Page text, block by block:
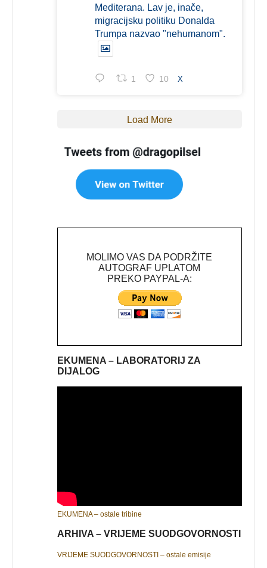
Mediterana. Lav je, inače,
migracijsku politiku Donalda
Trumpa nazvao "nehumanom".
1 10 X
Load More
MOLIMO VAS DA PODRŽITE
AUTOGRAF UPLATOM
PREKO PAYPAL-A:
EKUMENA – LABORATORIJ ZA
DIJALOG
EKUMENA – ostale tribine
ARHIVA – VRIJEME SUODGOVORNOSTI
VRIJEME SUODGOVORNOSTI – ostale emisije